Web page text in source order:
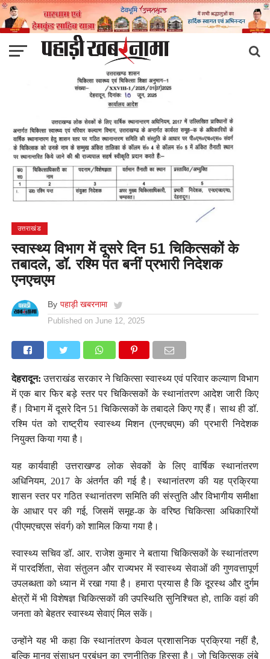
उत्तराखंड
स्वास्थ्य विभाग में दूसरे दिन 51 चिकित्सकों के
तबादले, डॉ. रश्मि पंत बनीं प्रभारी निदेशक
एनएचएम
By पहाड़ी खबरनामा
Published on June 12, 2025
देहरादून: उत्तराखंड सरकार ने चिकित्सा स्वास्थ्य एवं परिवार कल्याण विभाग
में एक बार फिर बड़े स्तर पर चिकित्सकों के स्थानांतरण आदेश जारी किए
हैं। विभाग में दूसरे दिन 51 चिकित्सकों के तबादले किए गए हैं। साथ ही डॉ.
रश्मि पंत को राष्ट्रीय स्वास्थ्य मिशन (एनएचएम) की प्रभारी निदेशक
नियुक्त किया गया है।
यह कार्यवाही उत्तराखण्ड लोक सेवकों के लिए वार्षिक स्थानांतरण
अधिनियम, 2017 के अंतर्गत की गई है। स्थानांतरण की यह प्रक्रिया
शासन स्तर पर गठित स्थानांतरण समिति की संस्तुति और विभागीय समीक्षा
के आधार पर की गई, जिसमें समूह-क के वरिष्ठ चिकित्सा अधिकारियों
(पीएमएचएस संवर्ग) को शामिल किया गया है।
स्वास्थ्य सचिव डॉ. आर. राजेश कुमार ने बताया चिकित्सकों के स्थानांतरण
में पारदर्शिता, सेवा संतुलन और राज्यभर में स्वास्थ्य सेवाओं की गुणवत्तापूर्ण
उपलब्धता को ध्यान में रखा गया है। हमारा प्रयास है कि दूरस्थ और दुर्गम
क्षेत्रों में भी विशेषज्ञ चिकित्सकों की उपस्थिति सुनिश्चित हो, ताकि वहां की
जनता को बेहतर स्वास्थ्य सेवाएं मिल सकें।
उन्होंने यह भी कहा कि स्थानांतरण केवल प्रशासनिक प्रक्रिया नहीं है,
बल्कि मानव संसाधन प्रबंधन का रणनीतिक हिस्सा है। जो चिकित्सक लंबे